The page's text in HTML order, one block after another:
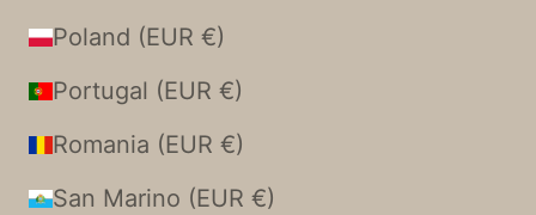
Poland (EUR €)
Portugal (EUR €)
Romania (EUR €)
San Marino (EUR €)